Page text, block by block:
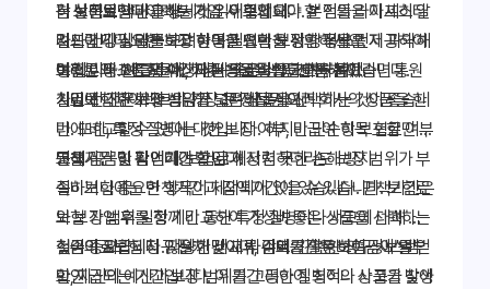
는 실비보험다이렉트 가입 시 주의해야 할 점들을 자세히 알
려드립니다. 알뜰하고 현명한 선택을 위한 정보를 제공하여
여러분의 소중한 시간과 비용을 절약하도록 돕겠습니다.
히 보험료만 비교하는 것은 위험합니다. 본인의 라이프스타
일과 건강 상태를 고려하여 필요한 보장 항목을 먼저 파악해
야 합니다. 예를 들어, 자주 병원을 방문하는 분이라면 통원
치료에 대한 보장 범위가 넓은 상품을 선택하는 것이 좋습니
다. 또한, 특정 질병에 대한 보장 여부, 비급여 항목 포함 여부
등을 꼼꼼히 확인해야 합니다.
각 상품의 약관을 상세히 읽어보세요.
자신에게 필요한 보장 항목을 명확히 정의하세요.
병원 이용 빈도와 예상되는 의료비를 고려하세요.
가입 전 전문가와 상담을 고려해보세요.
보험료 비교는 필수: 가성비 좋은 상품 선택하기
실비보험다이렉트의 가장 큰 장점은 여러 회사의 상품을 한
번에 비교할 수 있다는 것입니다. 하지만 단순히 보험료만 비
교해서는 안 됩니다. 보험료가 저렴하더라도 보장 범위가 부
족하거나 중요한 항목이 제외되어 있을 수 있습니다. 보험료
와 보장 범위를 함께 비교하여 가성비 좋은 상품을 선택하는
것이 중요합니다. 다양한 비교 사이트를 활용하여 정보를 얻
고, 자신의 예산과 보장 범위를 고려하여 최적의 상품을 찾아
면책기간 및 감액기간 확인: 예상치 못한 손해 방지
실비보험에는 면책기간과 감액기간이 있습니다. 면책기간은
보험 가입 후 일정 기간 동안 특정 질병이나 사고에 대해 보
험금이 지급되지 않는 기간이며, 감액기간은 보험금이 일부
만 지급되는 기간입니다. 이 기간 동안 질병이나 사고가 발생
실손의료보험 청구 절차 및 서류 준비: 간편한 청구 시스템
확인